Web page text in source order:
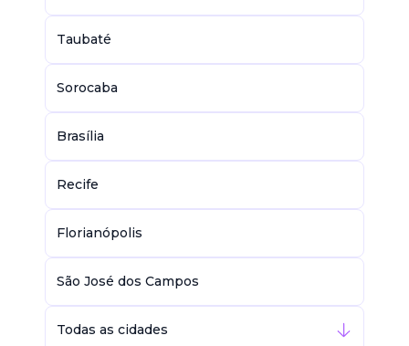
Taubaté
Sorocaba
Brasília
Recife
Florianópolis
São José dos Campos
Todas as cidades